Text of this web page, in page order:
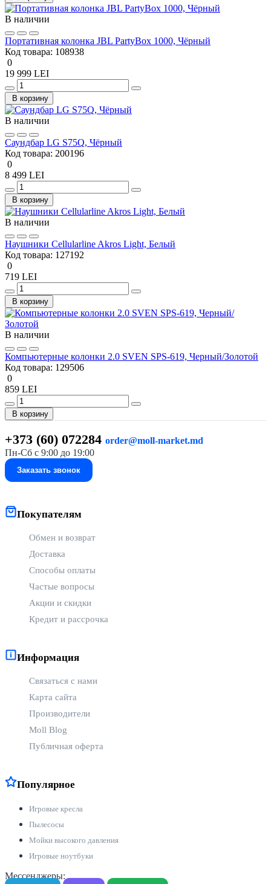
В наличии
Портативная колонка JBL PartyBox 1000, Чёрный
Код товара: 108938
0
19 999 LEI
В корзину
В наличии
Саундбар LG S75Q, Чёрный
Код товара: 200196
0
8 499 LEI
В корзину
В наличии
Наушники Cellularline Akros Light, Белый
Код товара: 127192
0
719 LEI
В корзину
В наличии
Компьютерные колонки 2.0 SVEN SPS-619, Черный/Золотой
Код товара: 129506
0
859 LEI
В корзину
+373 (60) 072284 order@moll-market.md
Пн-Сб с 9:00 до 19:00
Заказать звонок
Покупателям
Обмен и возврат
Доставка
Способы оплаты
Частые вопросы
Акции и скидки
Кредит и рассрочка
Информация
Связаться с нами
Карта сайта
Производители
Moll Blog
Публичная оферта
Популярное
Игровые кресла
Пылесосы
Мойки высокого давления
Игровые ноутбуки
Мессенджеры: